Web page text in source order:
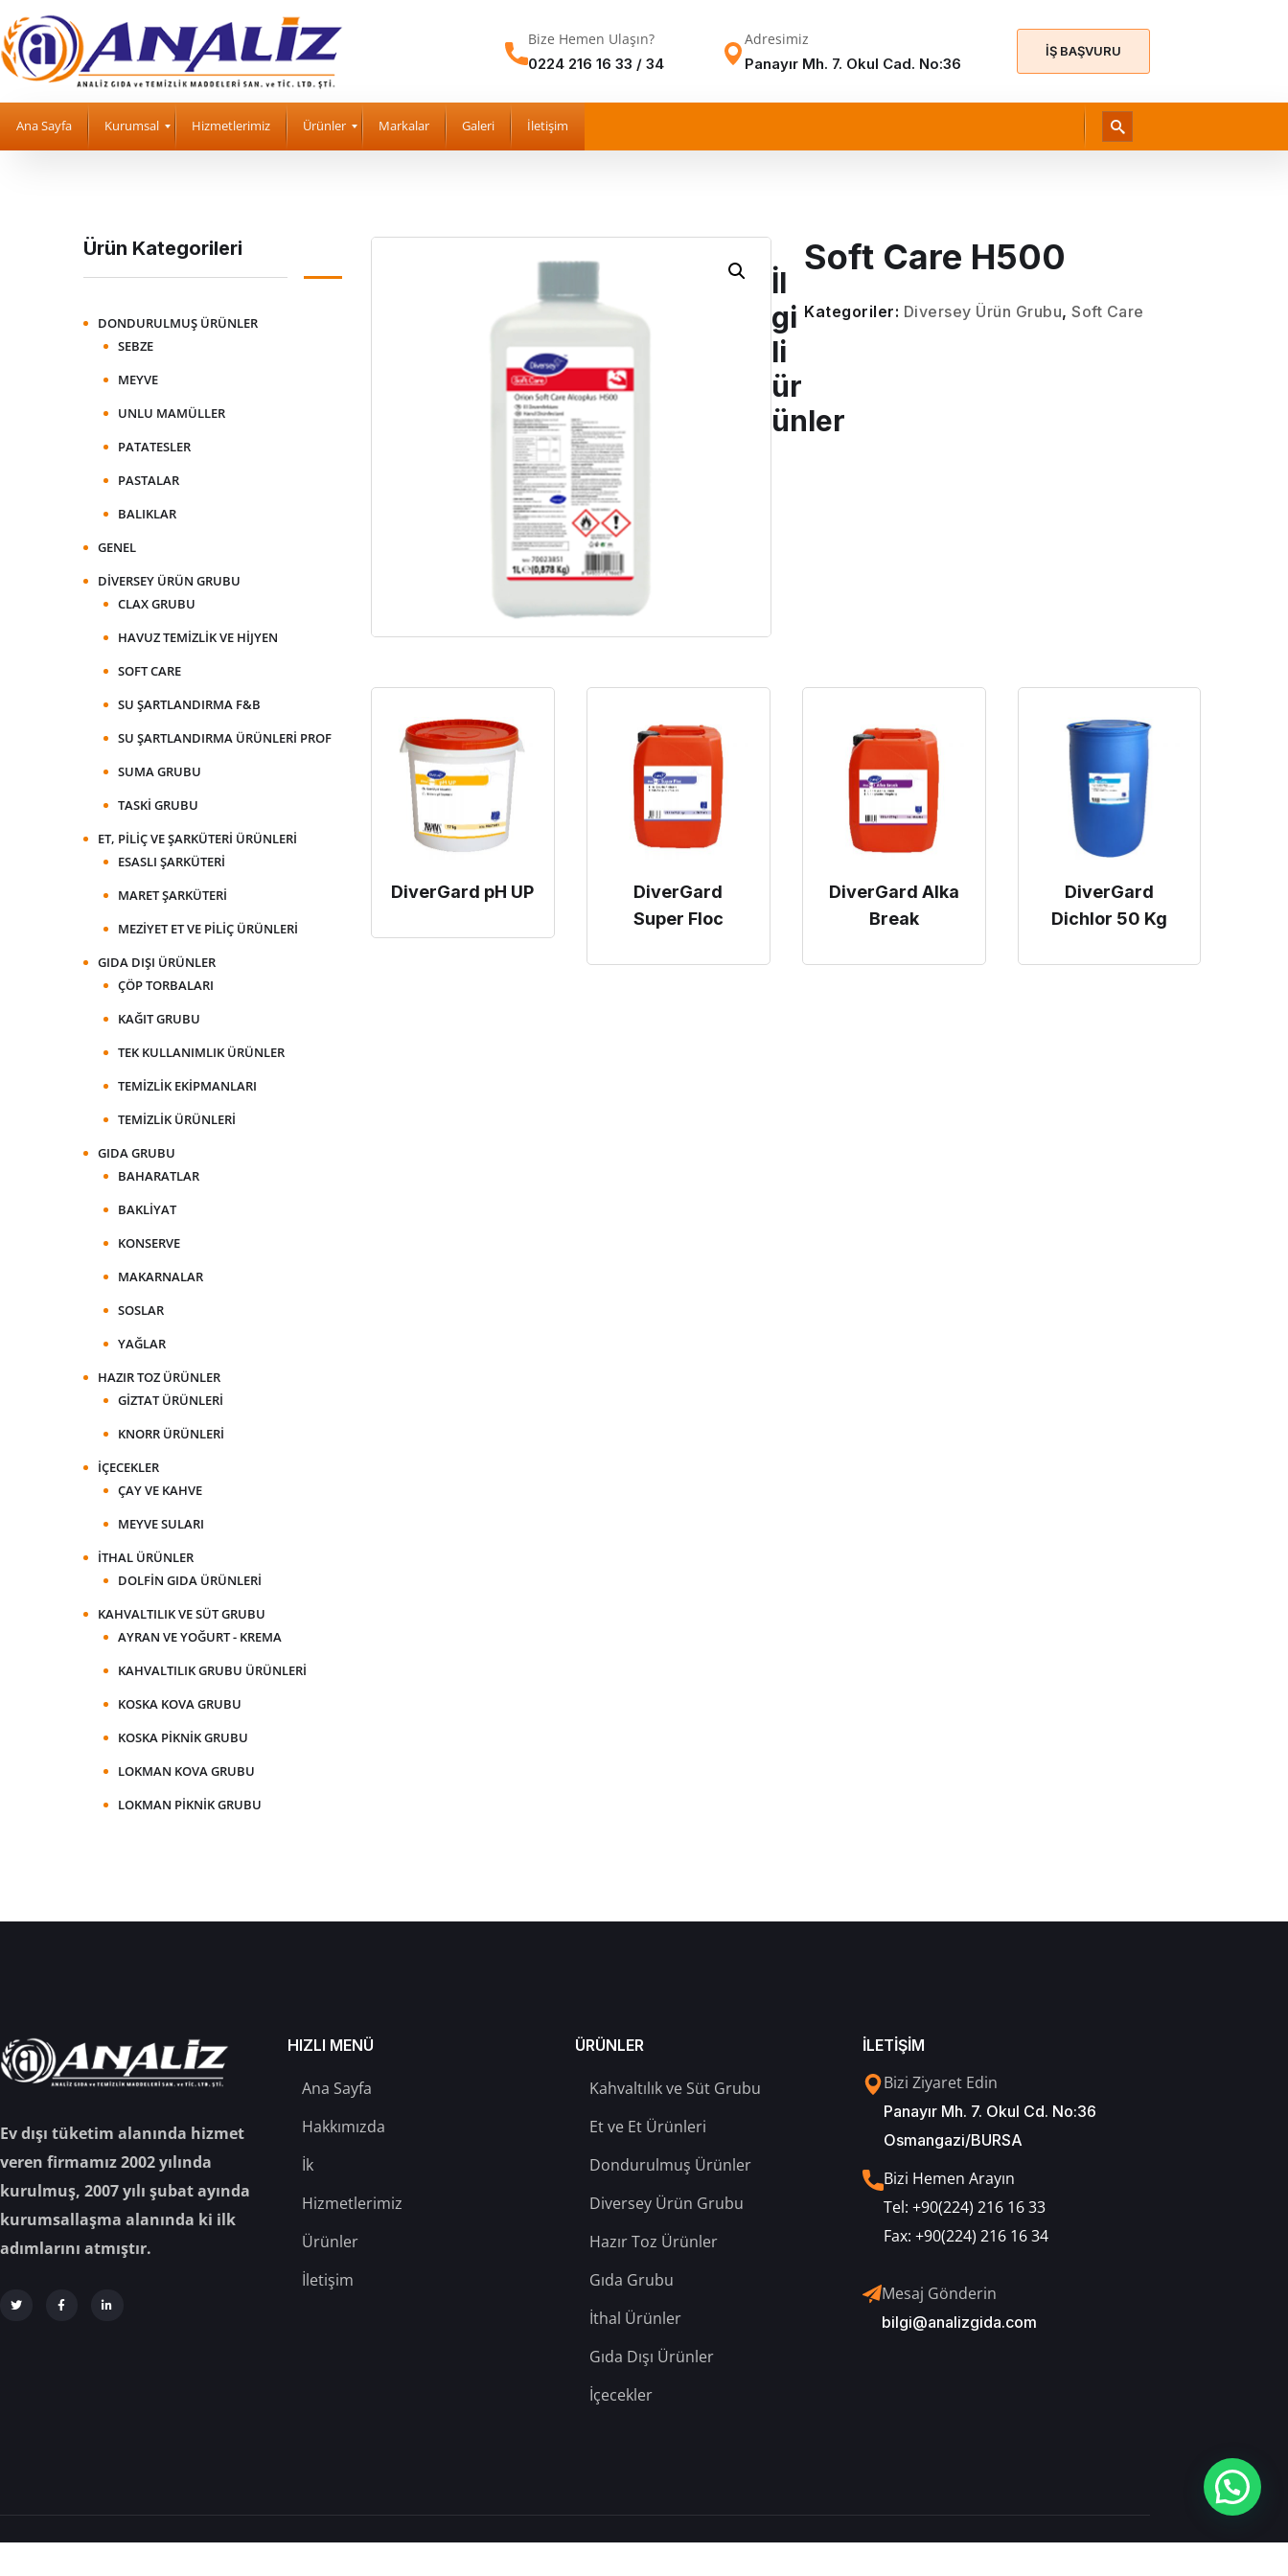
Bize Hemen Ulaşın?
0224 216 16 33 / 34
Adresimiz
Panayır Mh. 7. Okul Cad. No:36
İŞ BAŞVURU
Ana Sayfa Kurumsal Hizmetlerimiz Ürünler Markalar Galeri İletişim
Soft Care H500
Kategoriler: Diversey Ürün Grubu,Soft Care
İl
gi
li
ür
ünler
DiverGard pH UP
DiverGard
Super Floc
DiverGard Alka
Break
DiverGard
Dichlor 50 Kg
Ürün Kategorileri
DONDURULMUŞ ÜRÜNLER
SEBZE
MEYVE
UNLU MAMÜLLER
PATATESLER
PASTALAR
BALIKLAR
GENEL
DIVERSEY ÜRÜN GRUBU
CLAX GRUBU
HAVUZ TEMIZLIK VE HIJYEN
SOFT CARE
SU ŞARTLANDIRMA F&B
SU ŞARTLANDIRMA ÜRÜNLERI PROF
SUMA GRUBU
TASKI GRUBU
ET, PILIÇ VE ŞARKÜTERI ÜRÜNLERI
ESASLI ŞARKÜTERI
MARET ŞARKÜTERI
MEZIYET ET VE PILIÇ ÜRÜNLERI
GIDA DIŞI ÜRÜNLER
ÇÖP TORBALARI
KAĞIT GRUBU
TEK KULLANIMLIK ÜRÜNLER
TEMIZLIK EKIPMANLARI
TEMIZLIK ÜRÜNLERI
GIDA GRUBU
BAHARATLAR
BAKLIYAT
KONSERVE
MAKARNALAR
SOSLAR
YAĞLAR
HAZIR TOZ ÜRÜNLER
GIZTAT ÜRÜNLERI
KNORR ÜRÜNLERI
İÇECEKLER
ÇAY VE KAHVE
MEYVE SULARI
İTHAL ÜRÜNLER
DOLFIN GIDA ÜRÜNLERI
KAHVALTILIK VE SÜT GRUBU
AYRAN VE YOĞURT - KREMA
KAHVALTILIK GRUBU ÜRÜNLERI
KOSKA KOVA GRUBU
KOSKA PIKNIK GRUBU
LOKMAN KOVA GRUBU
LOKMAN PIKNIK GRUBU
Ev dışı tüketim alanında hizmet
veren firmamız 2002 yılında
kurulmuş, 2007 yılı şubat ayında
kurumsallaşma alanında ki ilk
adımlarını atmıştır.
HIZLI MENÜ
Ana Sayfa
Hakkımızda
İk
Hizmetlerimiz
Ürünler
İletişim
ÜRÜNLER
Kahvaltılık ve Süt Grubu
Et ve Et Ürünleri
Dondurulmuş Ürünler
Diversey Ürün Grubu
Hazır Toz Ürünler
Gıda Grubu
İthal Ürünler
Gıda Dışı Ürünler
İçecekler
İLETİŞİM
Bizi Ziyaret Edin
Panayır Mh. 7. Okul Cd. No:36
Osmangazi/BURSA
Bizi Hemen Arayın
Tel: +90(224) 216 16 33
Fax: +90(224) 216 16 34
Mesaj Gönderin
bilgi@analizgida.com